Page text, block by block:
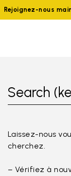
Rejoignez-nous
Search
Laissez-nous
cherchez.
– Vérifiez à